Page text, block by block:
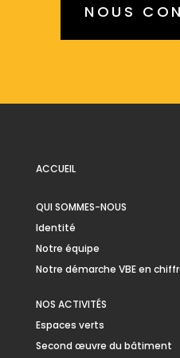
NOUS
ACCUEIL
QUI SOMMES-NOUS
Identité
Notre équipe
Notre démarche VBE en
NOS ACTIVITÉS
Espaces verts
Second œuvre du bâtiment